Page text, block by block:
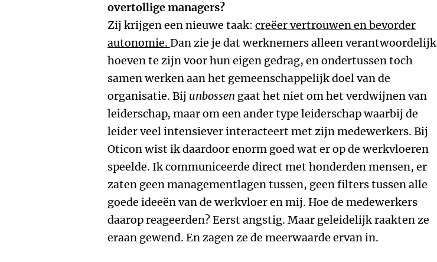
overtollige managers?
Zij krijgen een nieuwe taak: creëer vertrouwen en bevorder
autonomie. Dan zie je dat werknemers alleen verantwoordelijk
hoeven te zijn voor hun eigen gedrag, en ondertussen toch
samen werken aan het gemeenschappelijk doel van de
organisatie. Bij unbossen gaat het niet om het verdwijnen van
leiderschap, maar om een ander type leiderschap waarbij de
leider veel intensiever interacteert met zijn medewerkers. Bij
Oticon wist ik daardoor enorm goed wat er op de werkvloeren
speelde. Ik communiceerde direct met honderden mensen, er
zaten geen managementlagen tussen, geen filters tussen alle
goede ideeën van de werkvloer en mij. Hoe de medewerkers
daarop reageerden? Eerst angstig. Maar geleidelijk raakten ze
eraan gewend. En zagen ze de meerwaarde ervan in.